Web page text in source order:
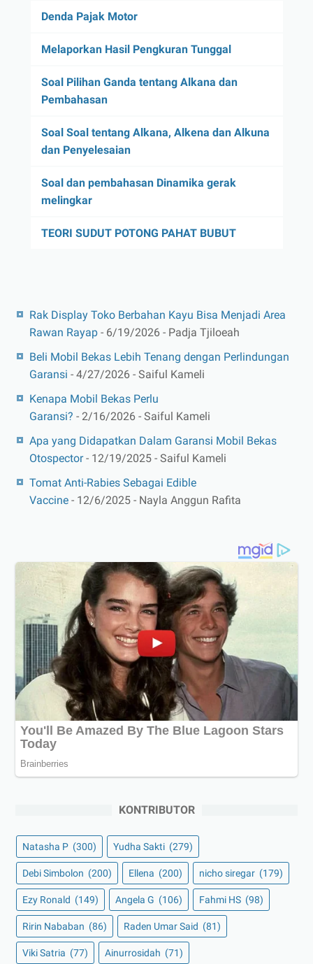
Denda Pajak Motor
Melaporkan Hasil Pengkuran Tunggal
Soal Pilihan Ganda tentang Alkana dan
Pembahasan
Soal Soal tentang Alkana, Alkena dan Alkuna
dan Penyelesaian
Soal dan pembahasan Dinamika gerak
melingkar
TEORI SUDUT POTONG PAHAT BUBUT
Rak Display Toko Berbahan Kayu Bisa Menjadi Area
Rawan Rayap - 6/19/2026 - Padja Tjiloeah
Beli Mobil Bekas Lebih Tenang dengan Perlindungan
Garansi - 4/27/2026 - Saiful Kameli
Kenapa Mobil Bekas Perlu
Garansi? - 2/16/2026 - Saiful Kameli
Apa yang Didapatkan Dalam Garansi Mobil Bekas
Otospector- 12/19/2025 - Saiful Kameli
Tomat Anti-Rabies Sebagai Edible
Vaccine - 12/6/2025 - Nayla Anggun Rafita
KONTRIBUTOR
Natasha P (300) Yudha Sakti (279)
Debi Simbolon (200) Ellena (200) nicho siregar (179)
Ezy Ronald (149) Angela G (106) Fahmi HS (98)
Ririn Nababan (86) Raden Umar Said (81)
Viki Satria (77) Ainurrosidah (71)